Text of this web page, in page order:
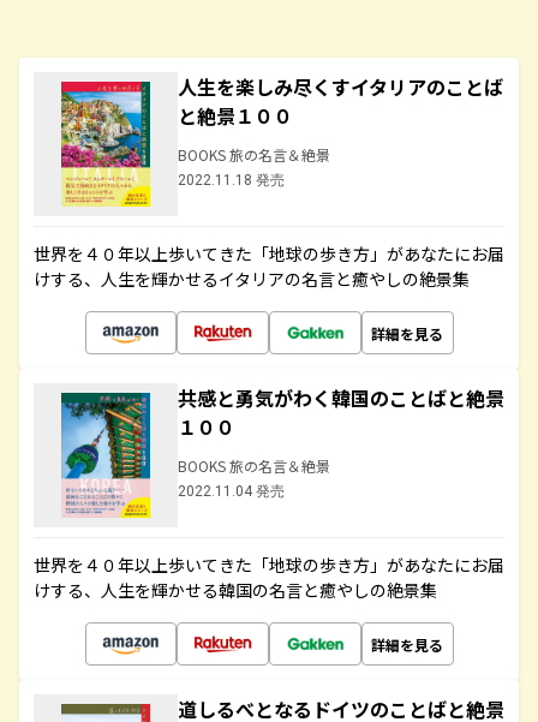
人生を楽しみ尽くすイタリアのことば
と絶景１００
BOOKS 旅の名言＆絶景
2022.11.18 発売
世界を４０年以上歩いてきた「地球の歩き方」があなたにお届
けする、人生を輝かせるイタリアの名言と癒やしの絶景集
詳細を見る
共感と勇気がわく韓国のことばと絶景
１００
BOOKS 旅の名言＆絶景
2022.11.04 発売
世界を４０年以上歩いてきた「地球の歩き方」があなたにお届
けする、人生を輝かせる韓国の名言と癒やしの絶景集
詳細を見る
道しるべとなるドイツのことばと絶景